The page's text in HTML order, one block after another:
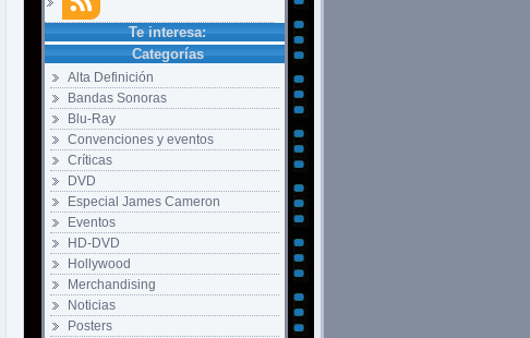
Te interesa:
Categorías
Alta Definición
Bandas Sonoras
Blu-Ray
Convenciones y eventos
Críticas
DVD
Especial James Cameron
Eventos
HD-DVD
Hollywood
Merchandising
Noticias
Posters